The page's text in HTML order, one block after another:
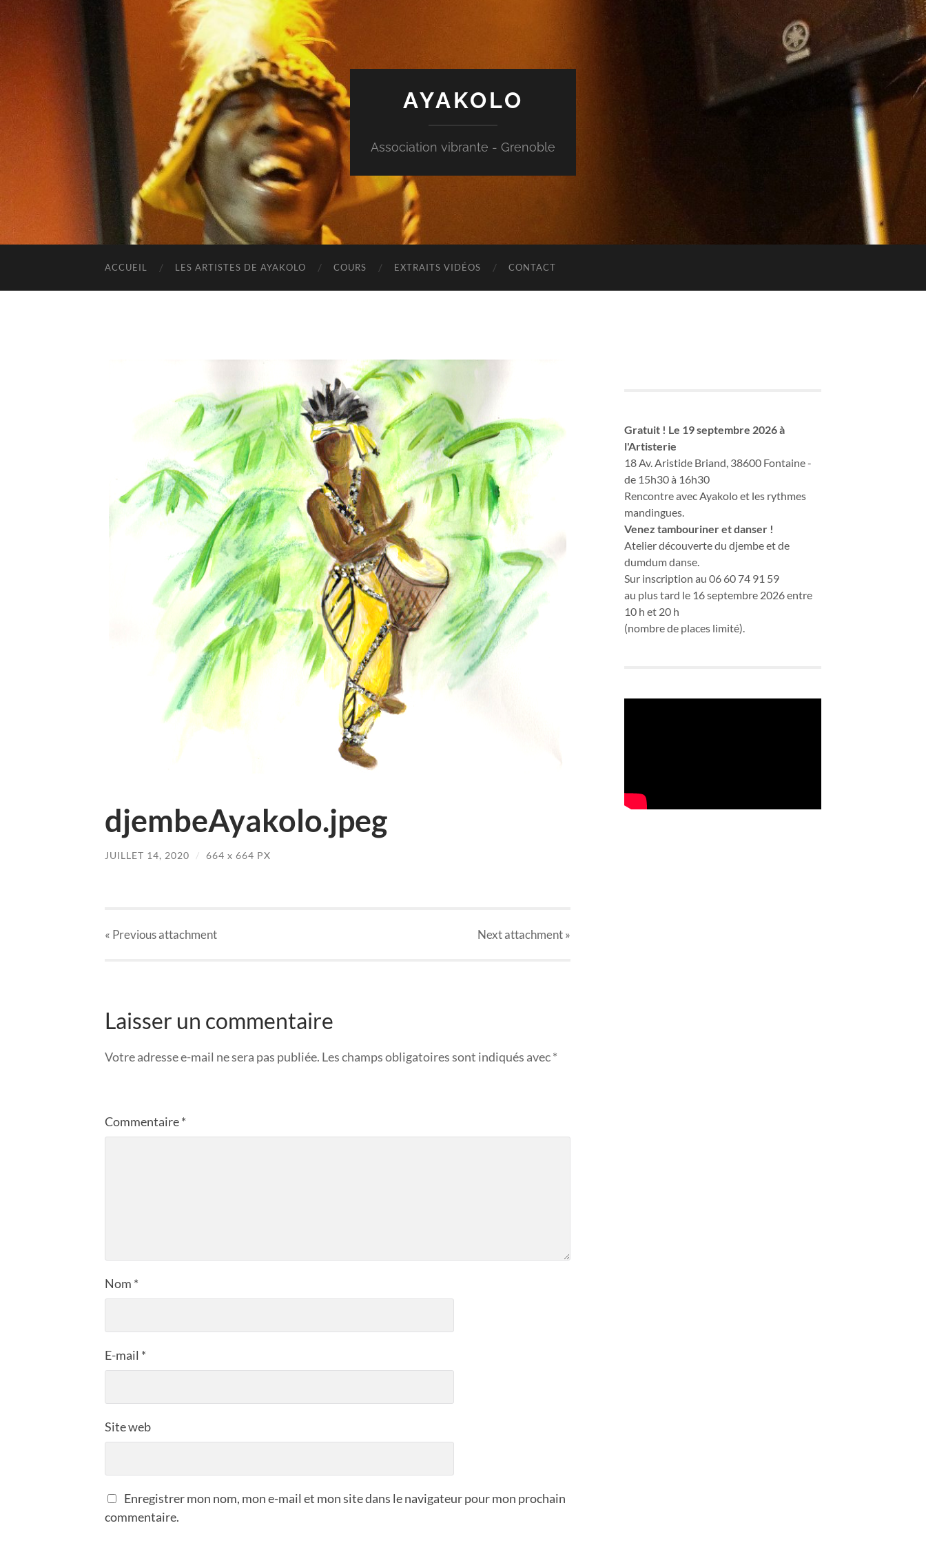
AYAKOLO
Association vibrante - Grenoble
ACCUEIL LES ARTISTES DE AYAKOLO COURS EXTRAITS VIDÉOS CONTACT
djembeAyakolo.jpeg
JUILLET 14, 2020 / 664 x 664 PX
« Previousattachment Nextattachment»
Laisser un commentaire
Votre adresse e-mail ne sera pas publiée. Les champs obligatoires sont indiqués avec*
Commentaire*
Nom *
E-mail *
Site web
Enregistrer mon nom, mon e-mail et mon site dans le navigateur pour mon prochain
commentaire.
Gratuit ! Le 19 septembre 2026 à
l'Artisterie
18 Av. Aristide Briand, 38600 Fontaine -
de 15h30 à 16h30
Rencontre avec Ayakolo et les rythmes
mandingues.
Venez tambouriner et danser !
Atelier découverte du djembe et de
dumdum danse.
Sur inscription au 06 60 74 91 59
au plus tard le 16 septembre 2026 entre
10 h et 20 h
(nombre de places limité).